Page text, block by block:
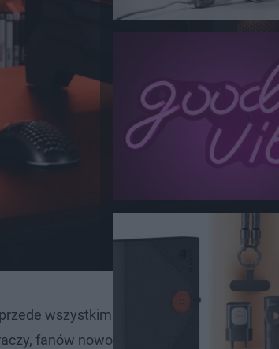
wszystkim przydają się w codziennym
fanów nowoczesnych gadżetów, osób